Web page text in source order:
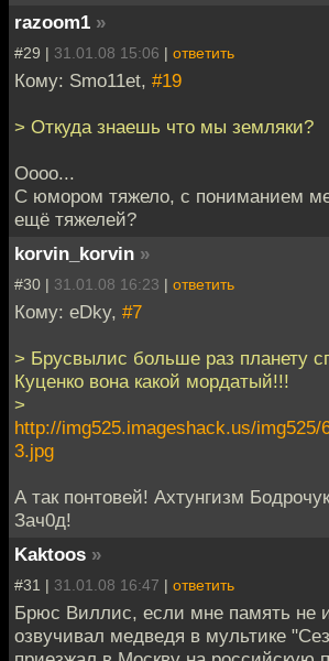
razoom1 »
#29 | 31.01.08 15:06 | ответить
Кому: Smo11et, #19
> Откуда знаешь что мы земляки?
Оооо...
C юмором тяжело, с пониманием
ещё тяжелей?
korvin_korvin »
#30 | 31.01.08 16:23 | ответить
Кому: eDky, #7
> Брусвылис больше раз планету
Куценко вона какой мордатый!!!
>
http://img525.imageshack.us/img525/
3.jpg
А так понтовей! Ахтунгизм
Зач0д!
Kaktoos »
#31 | 31.01.08 16:47 | ответить
Брюс Виллис, если мне память не
озвучивал медведя в мультике